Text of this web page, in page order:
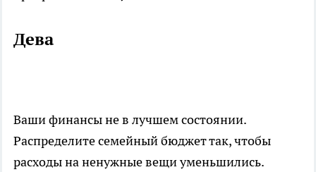
Дева
Ваши финансы не в лучшем состоянии.
Распределите семейный бюджет так, чтобы
расходы на ненужные вещи уменьшились.